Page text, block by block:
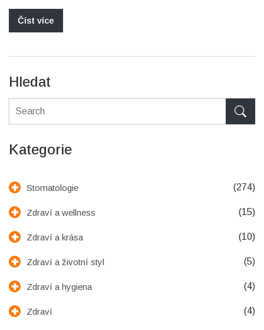
Číst více
Hledat
Kategorie
Stomatologie (274)
Zdraví a wellness (15)
Zdraví a krása (10)
Zdraví a životní styl (5)
Zdraví a hygiena (4)
Zdraví (4)